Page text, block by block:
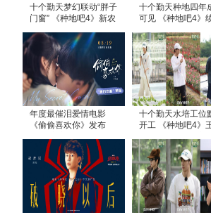
十个勤天梦幻联动“胖子
门窗” 《种地吧4》新农
十个勤天种地四年
可见 《种地吧4》
年度最催泪爱情电影
《偷偷喜欢你》发布
十个勤天水培工位
开工 《种地吧4》